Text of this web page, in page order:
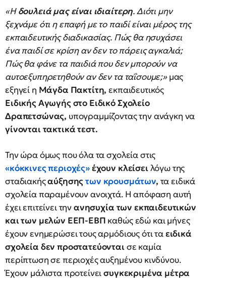
«Ηδουλειά μας είναι ιδιαίτερη. Διότι μην
ξεχνάμε ότι η επαφή με το παιδί είναι μέρος της
εκπαιδευτικής διαδικασίας. Πώς θα ησυχάσει
ένα παιδί σε κρίση αν δεν το πάρεις αγκαλιά;
Πώς θα φάνε τα παιδιά που δεν μπορούν να
αυτοεξυπηρετηθούν αν δεν τα ταΐσουμε;»μας
εξηγεί η Μάγδα Πακτίτη, εκπαιδευτικός
Ειδικής Αγωγής στο Ειδικό Σχολείο
Δραπετσώνας, υπογραμμίζοντας την ανάγκη να
γίνονται τακτικά τεστ.
Την ώρα όμως που όλα τα σχολεία στις
«κόκκινες περιοχές»έχουν κλείσειλόγω της
σταδιακήςαύξησηςτων κρουσμάτων, τα ειδικά
σχολεία παραμένουν ανοιχτά. Η απόφαση αυτή
έχει επιτείνει τηνανησυχία των εκπαιδευτικών
και των μελών ΕΕΠ-ΕΒΠ καθώς εδώ και μήνες
έχουν ενημερώσει τους αρμόδιους ότι ταειδικά
σχολεία δεν προστατεύονταισε καμία
περίπτωση σε περιοχές αυξημένου κινδύνου.
Έχουν μάλιστα προτείνεισυγκεκριμένα μέτρα